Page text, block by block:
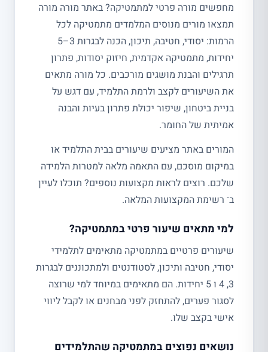
מחפשים מורה פרטי למתמטיקה? באתר מורה מורה
תמצאו מורים מנוסים המלמדים מתמטיקה לכל
הרמות: יסודי, חטיבה, תיכון, הכנה לבגרות 3–5
יחידות, מתמטיקה אקדמית, חיזוק יסודות, פתרון
תרגילים והבנת מושגים מורכבים. כל מורה מתאים
את השיעורים לקצב ולרמת התלמיד, עם דגש על
בניית ביטחון, שיפור יכולת פתרון בעיות והבנה
אמיתית של החומר.
המורים באתר מציעים שיעורים בבית התלמיד או
במיקום מוסכם, עם התאמה מלאה למטרות הלמידה
שלכם. רוצים לראות מקצועות נוספים? תוכלו לעיין
ב־ רשימת המקצועות המלאה.
למי מתאים שיעור פרטי במתמטיקה?
שיעורים פרטיים במתמטיקה מתאימים לתלמידי
יסודי, חטיבה ותיכון, לסטודנטים ולמתכוננים לבגרות
3, 4 ו 5 יחידות. הם מתאימים במיוחד למי שרוצה
לסגור פערים, להתחזק לפני מבחנים או לקבל ליווי
אישי בקצב שלו.
נושאים נפוצים במתמטיקה שהתלמידים